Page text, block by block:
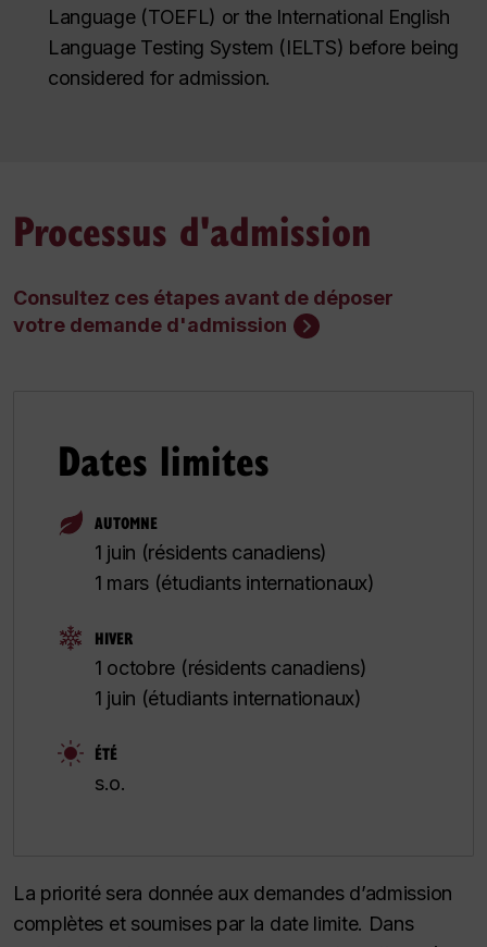
Language (TOEFL) or the International English
Language Testing System (IELTS) before being
considered for admission.
Processus d'admission
Consultez ces étapes avant de déposer
votre demande d'admission
Dates limites
AUTOMNE
1 juin (résidents canadiens)
1 mars (étudiants internationaux)
HIVER
1 octobre (résidents canadiens)
1 juin (étudiants internationaux)
ÉTÉ
s.o.
La priorité sera donnée aux demandes d’admission
complètes et soumises par la date limite. Dans